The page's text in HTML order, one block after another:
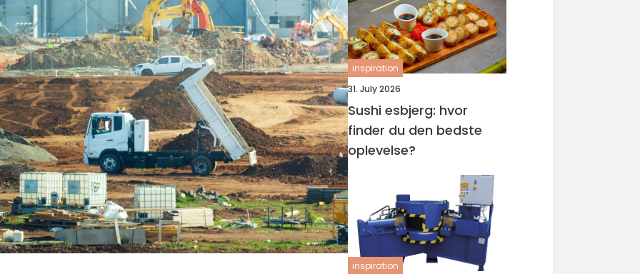
inspiration
31. July 2026
Sushi esbjerg: hvor
finder du den bedste
oplevelse?
inspiration